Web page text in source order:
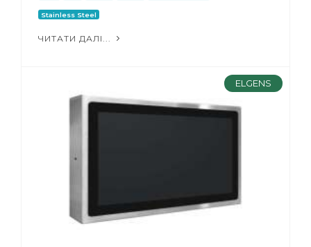
Stainless Steel
ЧИТАТИ ДАЛІ...
ELGENS